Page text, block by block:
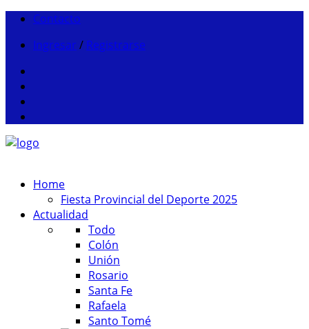
Contacto
Ingresar / Registrarse
Home
Fiesta Provincial del Deporte 2025
Actualidad
Todo
Colón
Unión
Rosario
Santa Fe
Rafaela
Santo Tomé